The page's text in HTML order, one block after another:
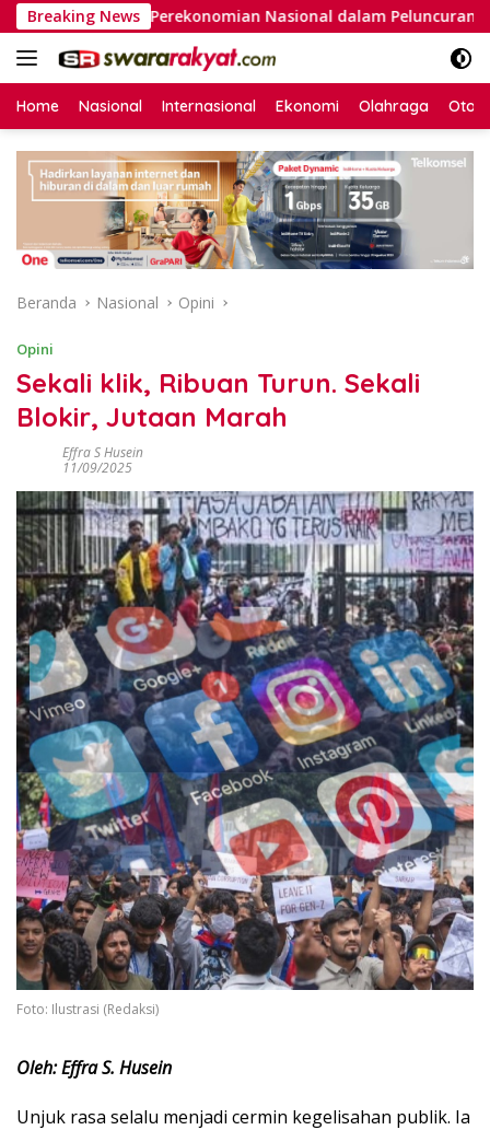
Langsung
ke
konten
Breaking News
Perekonomian Nasional dalam Peluncuran Buku
Home Nasional Internasional Ekonomi Olahraga
Beranda Nasional Opini
Opini
Sekali klik, Ribuan Turun. Sekali
Blokir, Jutaan Marah
Effra S Husein
11/09/2025
Foto: Ilustrasi (Redaksi)
Oleh: Effra S. Husein
Unjuk rasa selalu menjadi cermin kegelisahan publik. Ia